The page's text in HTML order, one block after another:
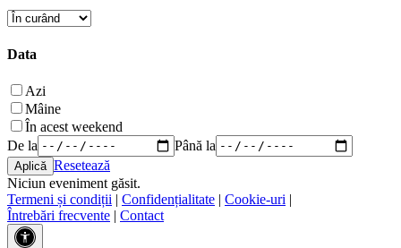
Data
Azi
Mâine
În acest weekend
De la
Până la
Resetează
Niciun eveniment găsit.
Termeni și condiții | Confidențialitate | Cookie-uri |
Întrebări frecvente | Contact